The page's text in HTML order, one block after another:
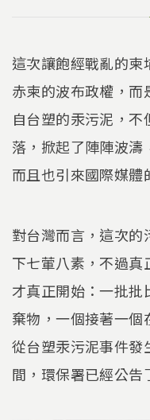
這次讓飽經戰亂的柬
赤柬的波布政權，而
自台塑的汞污泥，
落，掀起了陣陣波濤
而且也引來國際媒體
對台灣而言，這次的
下七葷八素，不過
才真正開始：一批批
棄物，一個接著一個
從台塑汞污泥事件發
間，環保署已經公告